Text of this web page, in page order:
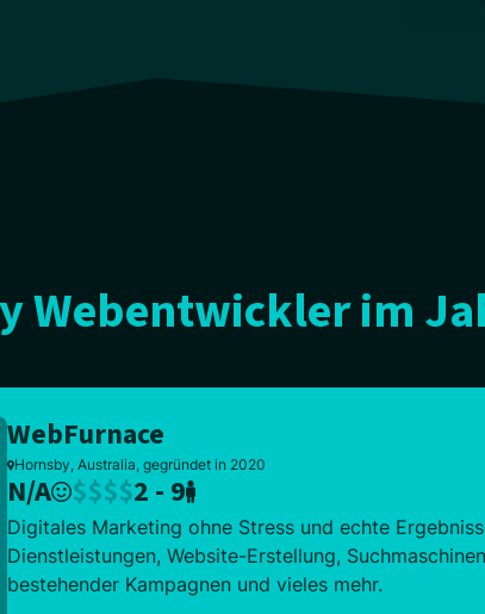
Webentwickler im
WebFurnace
Hornsby, Australia, gegründet in 2020
N/A $$$$2 - 9
Digitales Marketing ohne Stress und echte
Dienstleistungen, Website-Erstellung,
bestehender Kampagnen und vieles mehr.